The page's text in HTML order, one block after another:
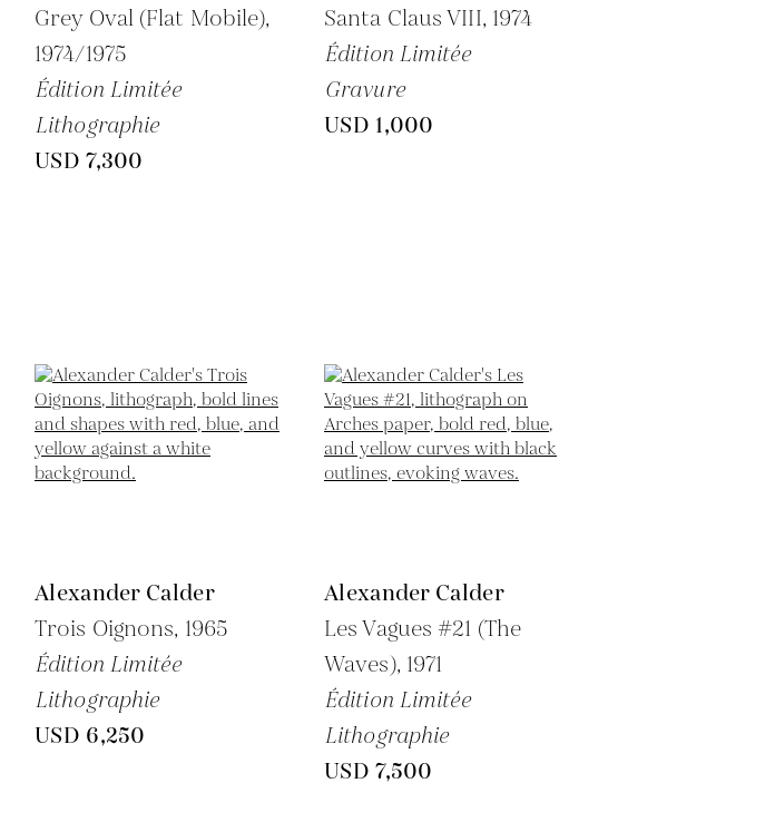
Grey Oval (Flat Mobile),
1974/1975
Édition Limitée
Lithographie
USD 7,300
Santa Claus VIII, 1974
Édition Limitée
Gravure
USD 1,000
Alexander Calder
Trois Oignons, 1965
Édition Limitée
Lithographie
USD 6,250
Alexander Calder
Les Vagues #21 (The
Waves), 1971
Édition Limitée
Lithographie
USD 7,500